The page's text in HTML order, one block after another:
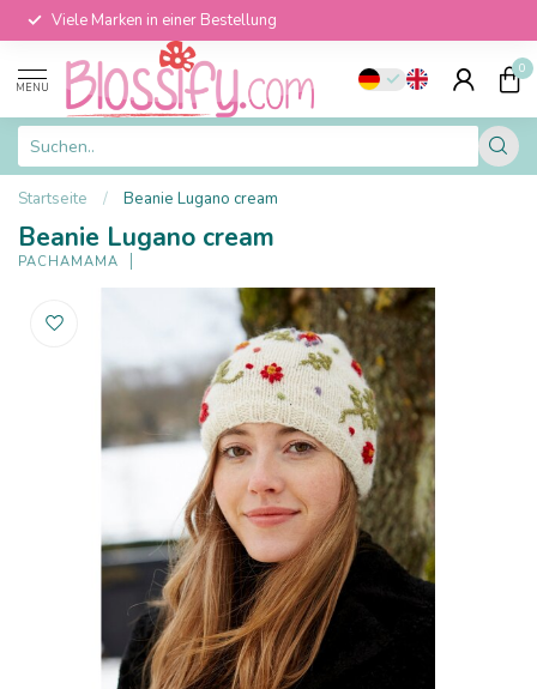
Viele Marken in einer Bestellung
MENU
0
Startseite / Beanie Lugano cream
Beanie Lugano cream
PACHAMAMA